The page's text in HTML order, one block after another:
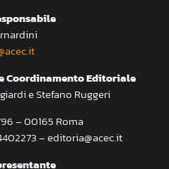
Coordinamento Editoriale
e Stefano Ruggeri
– 00165 Roma
– editoria@acec.it